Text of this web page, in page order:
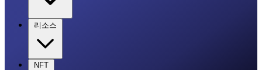
리소스
NFT